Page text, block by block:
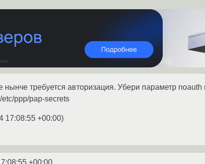
нынче требуется авторизация. Убери параметр
ppp/pap-secrets
17:08:55 +00:00)
+00:00